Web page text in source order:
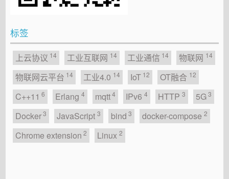
标签
上云协议 14 工业互联网 14 工业通信 14 物联网 14
物联网云平台 14 工业4.0 14 IoT 12 OT融合 12
C++11 6 Erlang 4 mqtt 4 IPv6 4 HTTP 3 5G 3
Docker 3 JavaScript 3 bind 3 docker-compose 2
Chrome extension 2 Linux 2